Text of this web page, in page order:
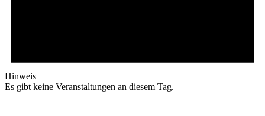
Hinweis
Es gibt keine Veranstaltungen an diesem Tag.